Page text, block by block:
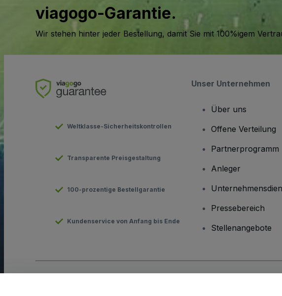
viagogo-Garantie.
Wir stehen hinter jeder Bestellung, damit Sie mit 100%igem
Weltklasse-Sicherheitskontrollen
Transparente Preisgestaltung
100-prozentige Bestellgarantie
Kundenservice von Anfang bis Ende
Unser Unternehmen
Über uns
Offene Verteilung
Partnerprogramm
Anleger
Pressebereich
Stellenangebote